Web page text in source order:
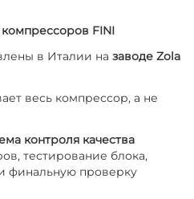
FINI
в Италии назаводе Zola
весь компрессор, а не
контроля качества
тестирование блока,
финальную проверку